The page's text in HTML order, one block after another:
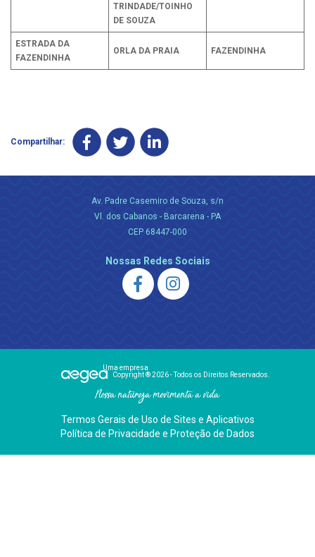
TRINDADE/TOINHO
DE SOUZA
ESTRADA DA
FAZENDINHA
ORLA DA PRAIA FAZENDINHA
Compartilhar:
Av. Padre Casemiro de Souza, s/n
Vl. dos Cabanos - Barcarena - PA
CEP 68447-000
Nossas Redes Sociais
Uma empresa
Copyright ® 2026 - Todos os Direitos Reservados.
Nossa natureza movimenta a vida
Termos Gerais de Uso de Sites e Aplicativos
Política de Privacidade e Proteção de Dados